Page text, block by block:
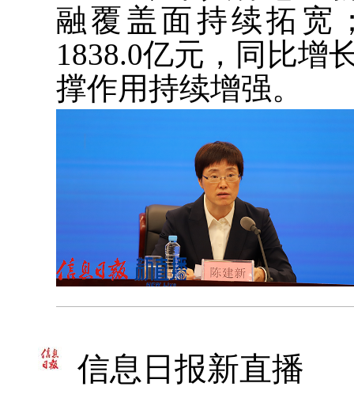
融覆盖面持续拓宽
1838.0亿元，同比增
撑作用持续增强。
信息日报新直播